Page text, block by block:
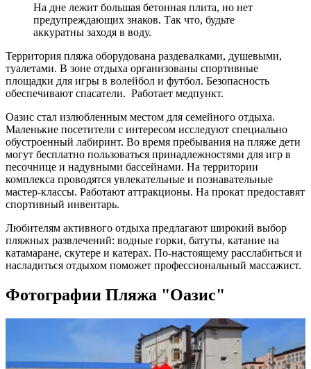
На дне лежит большая бетонная плита, но нет
предупреждающих знаков. Так что, будьте
аккуратны заходя в воду.
Территория пляжа оборудована раздевалками, душевыми,
туалетами. В зоне отдыха организованы спортивные
площадки для игры в волейбол и футбол. Безопасность
обеспечивают спасатели. Работает медпункт.
Оазис стал излюбленным местом для семейного отдыха.
Маленькие посетители с интересом исследуют специально
обустроенный лабиринт. Во время пребывания на пляже дети
могут бесплатно пользоваться принадлежностями для игр в
песочнице и надувными бассейнами. На территории
комплекса проводятся увлекательные и познавательные
мастер-классы. Работают аттракционы. На прокат предоставят
спортивный инвентарь.
Любителям активного отдыха предлагают широкий выбор
пляжных развлечений: водные горки, батуты, катание на
катамаране, скутере и катерах. По-настоящему расслабиться и
насладиться отдыхом поможет профессиональный массажист.
Фотографии Пляжа "Оазис"